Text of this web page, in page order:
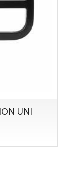
UNI